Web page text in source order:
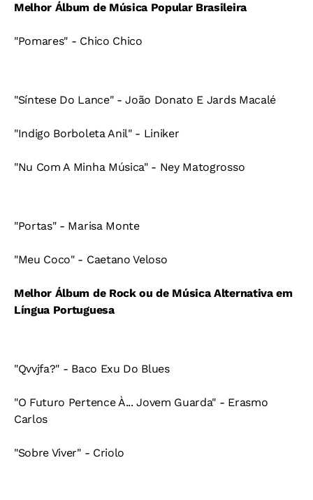
Melhor Álbum de Música Popular Brasileira
"Pomares" - Chico Chico
"Síntese Do Lance" - João Donato E Jards Macalé
"Indigo Borboleta Anil" - Liniker
"Nu Com A Minha Música" - Ney Matogrosso
"Portas" - Marisa Monte
"Meu Coco" - Caetano Veloso
Melhor Álbum de Rock ou de Música Alternativa em
Língua Portuguesa
"Qvvjfa?" - Baco Exu Do Blues
"O Futuro Pertence À... Jovem Guarda" - Erasmo
Carlos
"Sobre Viver" - Criolo